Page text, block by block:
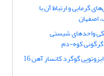
گرمابی و ارتباط آن با
اصفهان
واحدهای ‌شیستی
کوه-دم
کانه نگاری، ژئوشیمی و بررسی‌های ایزوتوپی گوگرد کانسار آهن 16